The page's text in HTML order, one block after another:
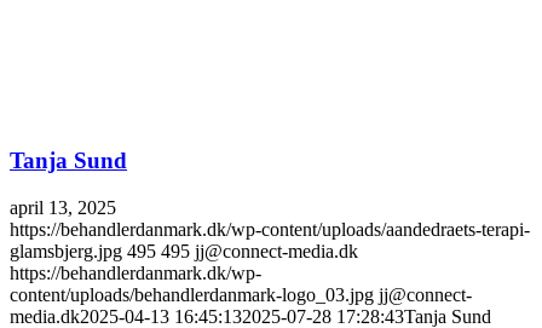
Tanja Sund
april 13, 2025
https://behandlerdanmark.dk/wp-content/uploads/aandedraets-terapi-
glamsbjerg.jpg 495 495 jj@connect-media.dk
https://behandlerdanmark.dk/wp-
content/uploads/behandlerdanmark-logo_03.jpg jj@connect-
media.dk2025-04-13 16:45:132025-07-28 17:28:43Tanja Sund